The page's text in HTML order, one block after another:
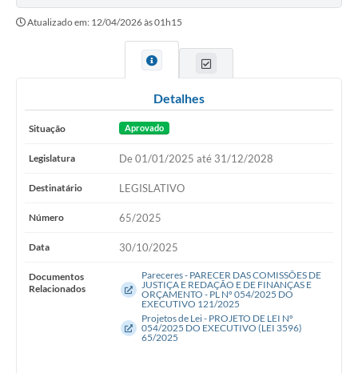
Diários Oficial
Arquivos para Download
Agenda
WebMail
FAQ / Perguntas e Respostas Frequentes
Atualizado em: 12/04/2026 às 01h15
Detalhes
Situação Aprovado
Legislatura De 01/01/2025 até 31/12/2028
Destinatário LEGISLATIVO
Número 65/2025
Data 30/10/2025
Documentos
Relacionados
Pareceres - PARECER DAS COMISSÕES DE
JUSTIÇA E REDAÇÃO E DE FINANÇAS E
ORÇAMENTO - PL Nº 054/2025 DO
EXECUTIVO 121/2025
Projetos de Lei - PROJETO DE LEI Nº
054/2025 DO EXECUTIVO (LEI 3596)
65/2025